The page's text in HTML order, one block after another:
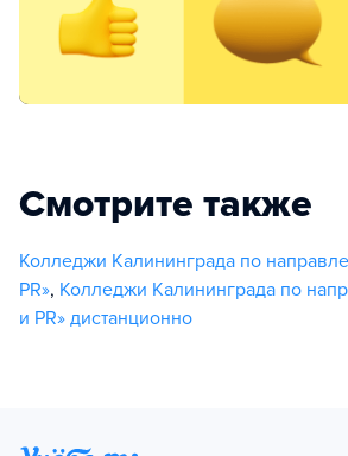
Смотрите также
Колледжи Калининграда по
PR», Колледжи Калининграда по
и PR» дистанционно